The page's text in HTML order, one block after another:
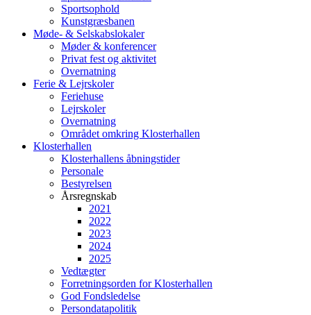
Sportsophold
Kunstgræsbanen
Møde- & Selskabslokaler
Møder & konferencer
Privat fest og aktivitet
Overnatning
Ferie & Lejrskoler
Feriehuse
Lejrskoler
Overnatning
Området omkring Klosterhallen
Klosterhallen
Klosterhallens åbningstider
Personale
Bestyrelsen
Årsregnskab
2021
2022
2023
2024
2025
Vedtægter
Forretningsorden for Klosterhallen
God Fondsledelse
Persondatapolitik